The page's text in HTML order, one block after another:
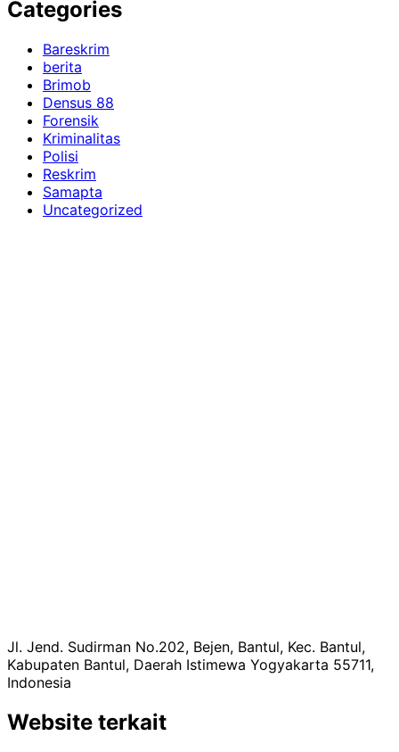
Categories
Bareskrim
berita
Brimob
Densus 88
Forensik
Kriminalitas
Polisi
Reskrim
Samapta
Uncategorized
Jl. Jend. Sudirman No.202, Bejen, Bantul, Kec. Bantul,
Kabupaten Bantul, Daerah Istimewa Yogyakarta 55711,
Indonesia
Website terkait